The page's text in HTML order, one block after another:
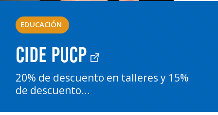
EDUCACIÓN
CIDE PUCP
20% de descuento en talleres y 15%
de descuento…